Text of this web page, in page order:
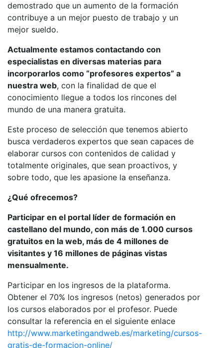
demostrado que un aumento de la formación
contribuye a un mejor puesto de trabajo y un
mejor sueldo.
Actualmente estamos contactando con
especialistas en diversas materias para
incorporarlos como “profesores expertos” a
nuestra web, con la finalidad de que el
conocimiento llegue a todos los rincones del
mundo de una manera gratuita.
Este proceso de selección que tenemos abierto
busca verdaderos expertos que sean capaces de
elaborar cursos con contenidos de calidad y
totalmente originales, que sean proactivos, y
sobre todo, que les apasione la enseñanza.
¿Qué ofrecemos?
Participar en el portal líder de formación en
castellano del mundo, con más de 1.000 cursos
gratuitos en la web, más de 4 millones de
visitantes y 16 millones de páginas vistas
mensualmente.
Participar en los ingresos de la plataforma.
Obtener el 70% los ingresos (netos) generados por
los cursos elaborados por el profesor. Puede
consultar la referencia en el siguiente enlace
http://www.marketingandweb.es/marketing/cursos-
gratis-de-formacion-online/